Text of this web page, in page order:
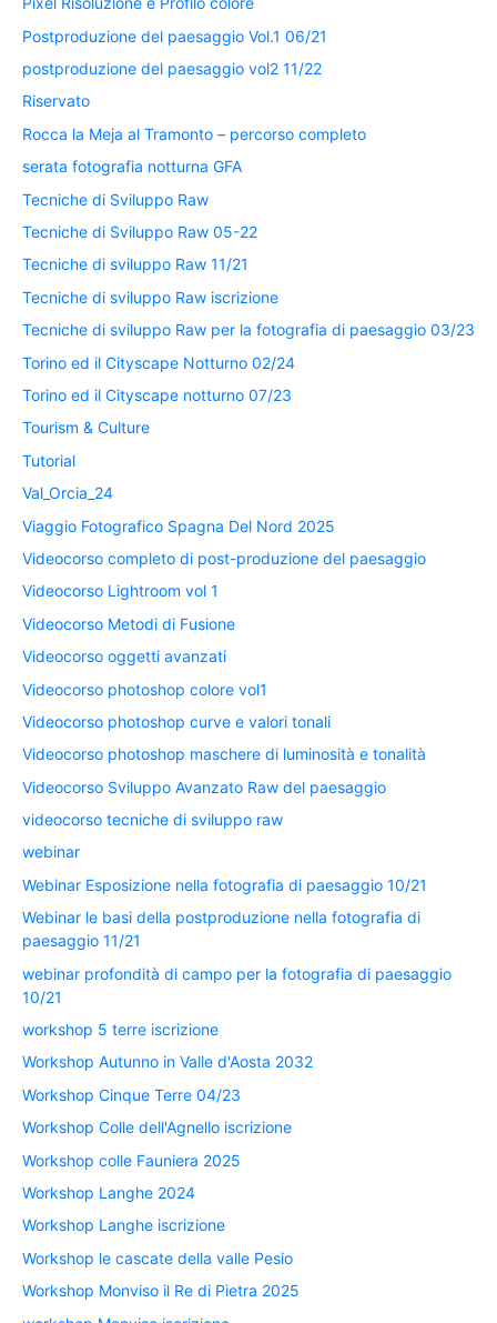
Postproduzione del paesaggio Vol.1 06/21
postproduzione del paesaggio vol2 11/22
Riservato
Rocca la Meja al Tramonto – percorso completo
serata fotografia notturna GFA
Tecniche di Sviluppo Raw
Tecniche di Sviluppo Raw 05-22
Tecniche di sviluppo Raw 11/21
Tecniche di sviluppo Raw iscrizione
Tecniche di sviluppo Raw per la fotografia di paesaggio 03/23
Torino ed il Cityscape Notturno 02/24
Torino ed il Cityscape notturno 07/23
Tourism & Culture
Tutorial
Val_Orcia_24
Viaggio Fotografico Spagna Del Nord 2025
Videocorso completo di post-produzione del paesaggio
Videocorso Lightroom vol 1
Videocorso Metodi di Fusione
Videocorso oggetti avanzati
Videocorso photoshop colore vol1
Videocorso photoshop curve e valori tonali
Videocorso photoshop maschere di luminosità e tonalità
Videocorso Sviluppo Avanzato Raw del paesaggio
videocorso tecniche di sviluppo raw
webinar
Webinar Esposizione nella fotografia di paesaggio 10/21
Webinar le basi della postproduzione nella fotografia di
paesaggio 11/21
webinar profondità di campo per la fotografia di paesaggio
10/21
workshop 5 terre iscrizione
Workshop Autunno in Valle d'Aosta 2032
Workshop Cinque Terre 04/23
Workshop Colle dell'Agnello iscrizione
Workshop colle Fauniera 2025
Workshop Langhe 2024
Workshop Langhe iscrizione
Workshop le cascate della valle Pesio
Workshop Monviso il Re di Pietra 2025